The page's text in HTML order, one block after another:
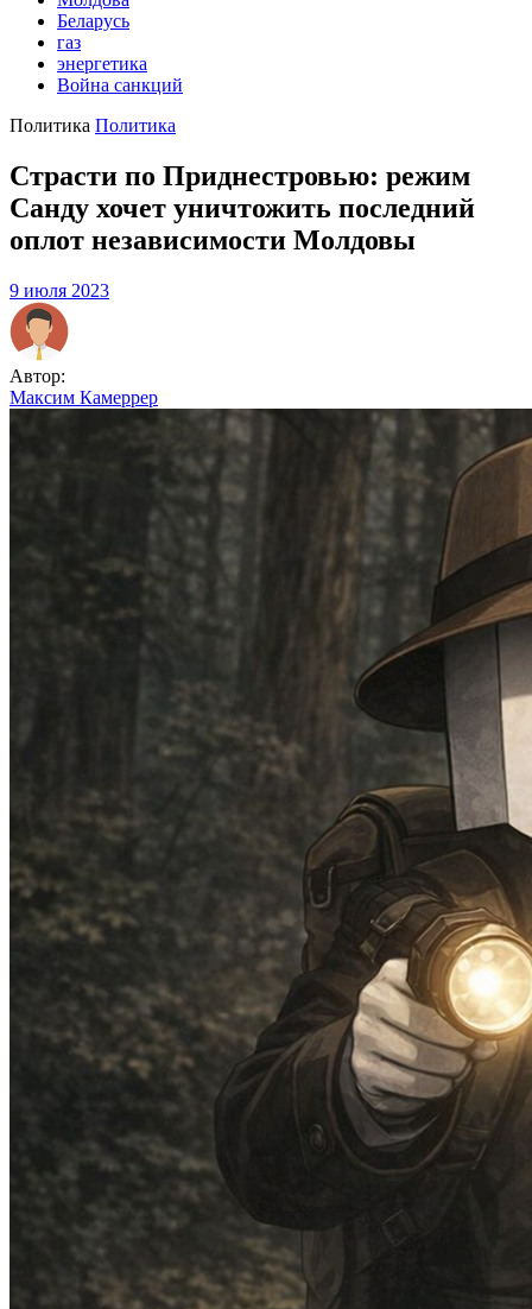
Беларусь
газ
энергетика
Война санкций
Политика Политика
Страсти по Приднестровью: режим
Санду хочет уничтожить последний
оплот независимости Молдовы
9 июля 2023
Автор:
Максим Камеррер